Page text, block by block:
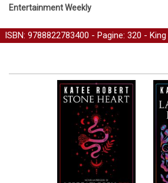
Entertainment Weekly
ISBN: 9788822783400 - Pagine: 320 - King